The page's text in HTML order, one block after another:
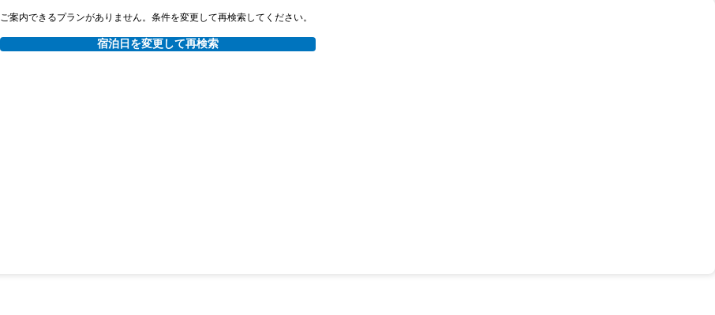
ご案内できるプランがありません。条件を変更して再検索してください。
宿泊日を変更して再検索